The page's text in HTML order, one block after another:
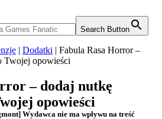
Search Button
| Dodatki | Fabula Rasa Horror –
Twojej opowieści
– dodaj nutkę
opowieści
Wydawca nie ma wpływu na treść